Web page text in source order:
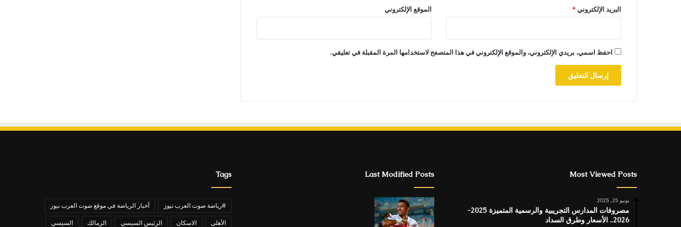
البريد الإلكتروني* الموقع الإلكتروني
احفظ اسمي، بريدي الإلكتروني، والموقع الإلكتروني في هذا المتصفح لاستخدامها المرة المقبلة في تعليقي.
Most Viewed Posts
يونيو 25, 2025
مصروفات المدارس التجريبية والرسمية المتميزة 2025-
2026.. الأسعار وطرق السداد
Last Modified Posts
Tags
#رياضة صوت العرب نيوز أخبار الرياضة في موقع صوت العرب نيوز
الأهلي الاسكان الرئيس السيسي الزمالك السيسي